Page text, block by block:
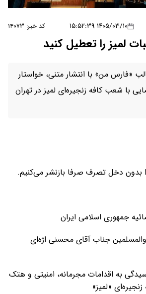
۱۴۰۵/۰۳/۱۰ ۱۵:۵۲:۳۹ کد خبر: ۱۴۰۷۳
لمیز را تعطیل کنید
«فارس من» با انتشار متنی، خواستار
با شعب کافه زنجیره‌ای لمیز در تهران
بدون دخل تصرف صرفا بازنشر می‌کنیم.
جمهوری اسلامی ایران
جناب آقای محسنی اژه‌ای
به اقدامات مجرمانه، امنیتی و هتک
«لمیز»